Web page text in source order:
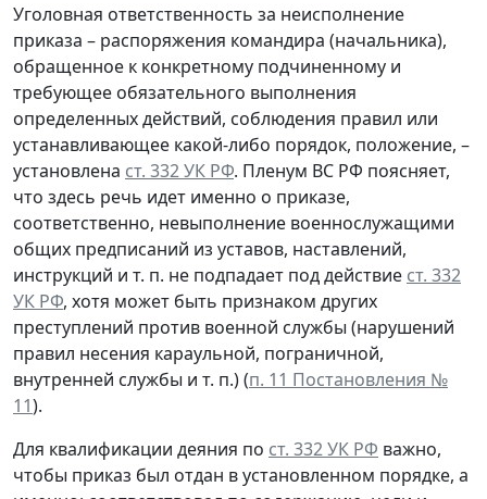
Уголовная ответственность за неисполнение
приказа – распоряжения командира (начальника),
обращенное к конкретному подчиненному и
требующее обязательного выполнения
определенных действий, соблюдения правил или
устанавливающее какой-либо порядок, положение, –
установлена ст. 332 УК РФ. Пленум ВС РФ поясняет,
что здесь речь идет именно о приказе,
соответственно, невыполнение военнослужащими
общих предписаний из уставов, наставлений,
инструкций и т. п. не подпадает под действие ст. 332
УК РФ, хотя может быть признаком других
преступлений против военной службы (нарушений
правил несения караульной, пограничной,
внутренней службы и т. п.) (п. 11 Постановления №
11).
Для квалификации деяния по ст. 332 УК РФ важно,
чтобы приказ был отдан в установленном порядке, а